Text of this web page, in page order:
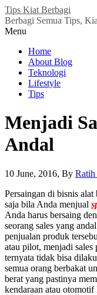
Tips Kiat Berbagi
Berbagi Semua Tips,
Menu
Home
About Blog
Teknologi
Lifestyle
Tips
Menjadi
Andal
10 June, 2016, By
Persaingan di bisnis
saja bila Anda menjual
Anda harus bersaing
seorang sales yang
penjualan produk
atau pilot, menjadi sales
ternyata tidak bisa
semua orang berbakat
berat yang pastinya
kendaraan atau otomotif